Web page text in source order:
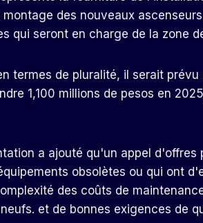
montage des nouveaux
qui seront en charge de la zone
termes de pluralité, il serait
1,100 millions de pesos en
a ajouté qu'un appel
obsolètes ou qui ont
des coûts de
et de bonnes exigences de